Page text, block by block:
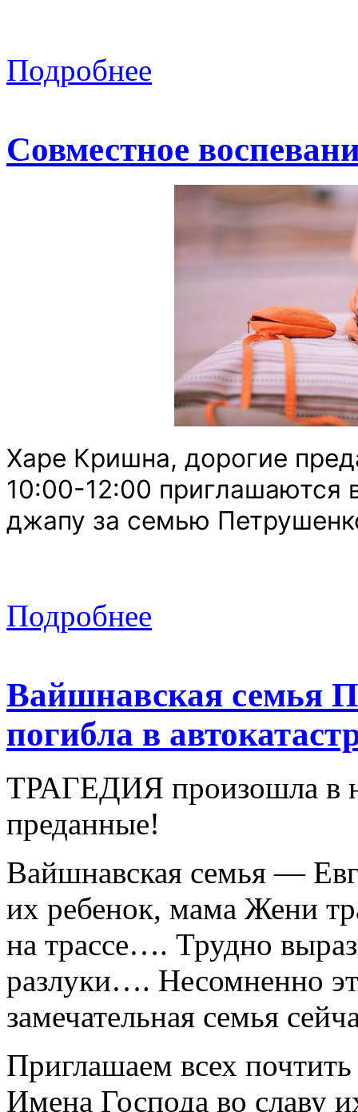
Подробнее
Совместное
Харе Кришна, дорогие
10:00-12:00 приглашаются
джапу за семью
Подробнее
Вайшнавская семья
погибла в
ТРАГЕДИЯ произошла в
преданные!
Вайшнавская семья —
их ребенок, мама Жени
на трассе…. Трудно
разлуки…. Несомненно
замечательная семья
Приглашаем всех
Имена Господа во славу